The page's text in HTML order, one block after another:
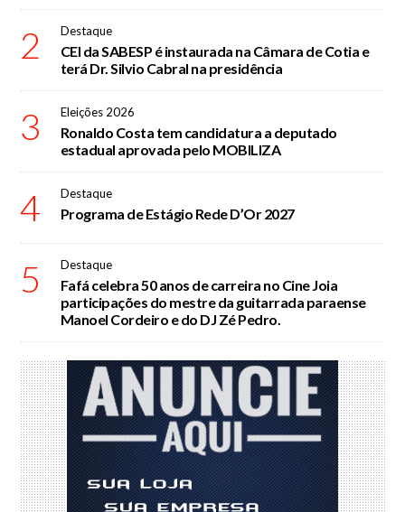
2 Destaque
CEI da SABESP é instaurada na Câmara de Cotia e
terá Dr. Silvio Cabral na presidência
3 Eleições 2026
Ronaldo Costa tem candidatura a deputado
estadual aprovada pelo MOBILIZA
4 Destaque
Programa de Estágio Rede D’Or 2027
5 Destaque
Fafá celebra 50 anos de carreira no Cine Joia
participações do mestre da guitarrada paraense
Manoel Cordeiro e do DJ Zé Pedro.